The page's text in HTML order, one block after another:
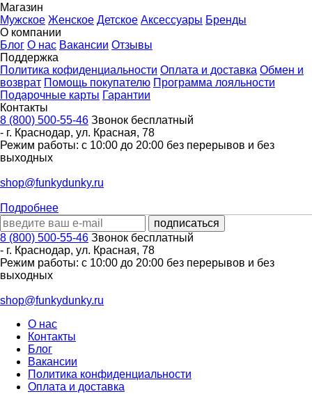
Магазин
Мужское Женское Детское Аксессуары Бренды
О компании
Блог О нас Вакансии Отзывы
Поддержка
Политика кофиденциальности Оплата и доставка Обмен и
возврат Помощь покупателю Программа лояльности
Подарочные карты Гарантии
Контакты
8 (800) 500-55-46 Звонок бесплатный
- г. Краснодар, ул. Красная, 78
Режим работы: с 10:00 до 20:00 без перерывов и без
выходных
shop@funkydunky.ru
Подробнее
8 (800) 500-55-46 Звонок бесплатный
- г. Краснодар, ул. Красная, 78
Режим работы: с 10:00 до 20:00 без перерывов и без
выходных
shop@funkydunky.ru
О нас
Контакты
Блог
Вакансии
Политика конфиденциальности
Оплата и доставка